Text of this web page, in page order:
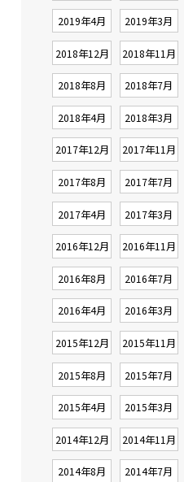
2019年4月 2019年3月
2018年12月 2018年11月
2018年8月 2018年7月
2018年4月 2018年3月
2017年12月 2017年11月
2017年8月 2017年7月
2017年4月 2017年3月
2016年12月 2016年11月
2016年8月 2016年7月
2016年4月 2016年3月
2015年12月 2015年11月
2015年8月 2015年7月
2015年4月 2015年3月
2014年12月 2014年11月
2014年8月 2014年7月